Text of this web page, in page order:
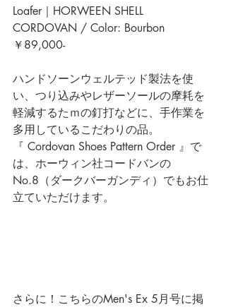
Loafer｜HORWEEN SHELL
CORDOVAN / Color: Bourbon
￥89,000-
ハンドソーンウェルテッド製法を使
い、つり込みやレザーソールの摩耗を
軽減するたｍの釘打などに、手作業を
多用しているこだわりの品。
『 Cordovan Shoes Pattern Order 』 で
は、 ホーウィン社コードバンの
No.8（ダークバーガンディ）でもお仕
立ていただけます。
さらに！こちらのMen's Ex 5月号に掲